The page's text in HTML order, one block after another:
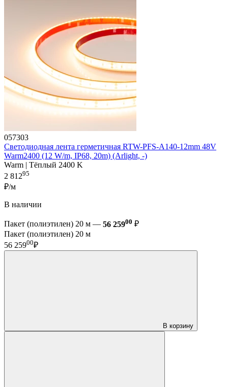
057303
Светодиодная лента герметичная RTW-PFS-A140-12mm 48V
Warm2400 (12 W/m, IP68, 20m) (Arlight, -)
Warm | Тёплый 2400 K
2 81295
₽/м
В наличии
Пакет (полиэтилен) 20 м — 56 25900 ₽
Пакет (полиэтилен) 20 м
56 25900₽
В корзину